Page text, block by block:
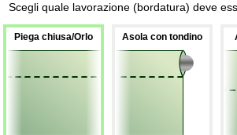
Scegli quale lavorazione (bordatura) deve
Piega chiusa/Orlo Asola con tondino